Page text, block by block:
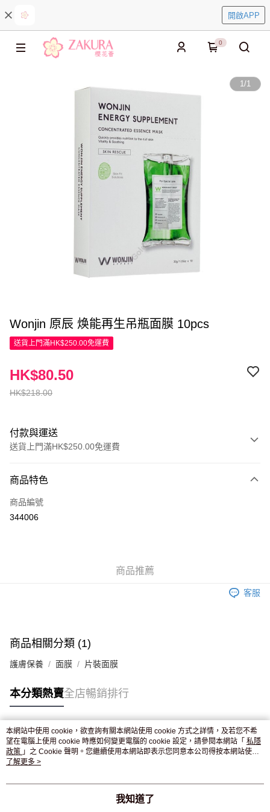
開啟APP
0
1/1
Wonjin 原辰 焕能再生吊瓶面膜 10pcs
送貨上門滿HK$250.00免運費
HK$218.00
HK$80.50
付款與運送
送貨上門滿HK$250.00免運費
信用卡
Apple Pay
付款後門市自取，訂單確認後2-4個工作天到店，7天內取。逾期後
商品特色
商品編號
344006
商品推薦
客服
商品相關分類 (1)
護膚保養 面膜 片裝面膜
本分類熱賣全店暢銷排行
熱門標籤
熱銷排行
本網站中使用 cookie，欲查詢有關本網站使用 cookie 方式之詳情，及若您不希
望在電腦上使用 cookie 時應如何變更電腦的 cookie 設定，請參閱本網站「 私隱
政策 」之 Cookie 聲明。您繼續使用本網站即表示您同意本公司得按本網站使用
條款之 Cookie 聲明使用 cookie。
了解更多 >
我知道了